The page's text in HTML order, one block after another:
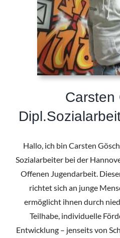
Carsten
Hallo, ich bin Carsten
Sozialarbeiter bei der
Offenen Jugendarbeit.
richtet sich an junge
ermöglicht ihnen durch
Teilhabe, individuelle
Entwicklung – jenseits von